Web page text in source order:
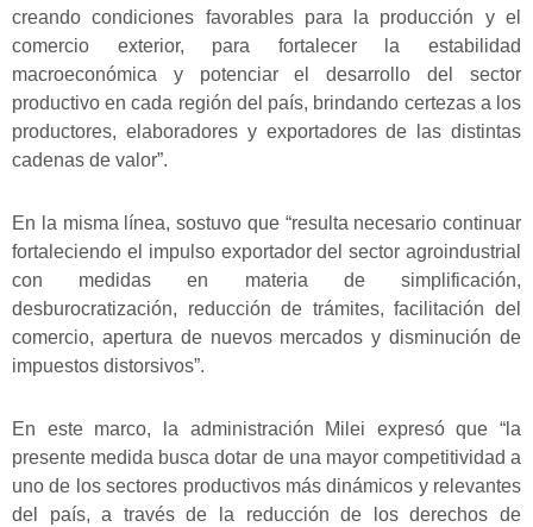
creando condiciones favorables para la producción y el
comercio exterior, para fortalecer la estabilidad
macroeconómica y potenciar el desarrollo del sector
productivo en cada región del país, brindando certezas a los
productores, elaboradores y exportadores de las distintas
cadenas de valor”.
En la misma línea, sostuvo que “resulta necesario continuar
fortaleciendo el impulso exportador del sector agroindustrial
con medidas en materia de simplificación,
desburocratización, reducción de trámites, facilitación del
comercio, apertura de nuevos mercados y disminución de
impuestos distorsivos”.
En este marco, la administración Milei expresó que “la
presente medida busca dotar de una mayor competitividad a
uno de los sectores productivos más dinámicos y relevantes
del país, a través de la reducción de los derechos de